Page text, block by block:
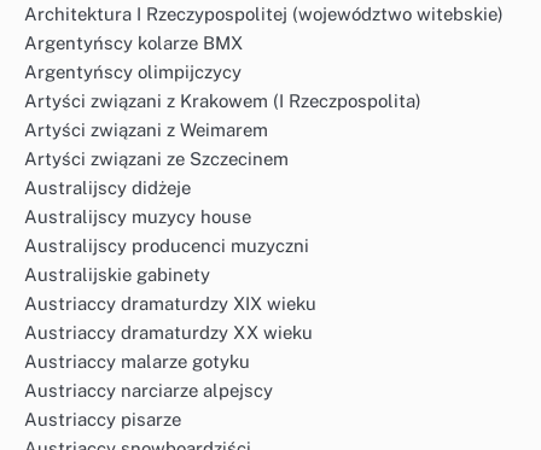
Architektura I Rzeczypospolitej (województwo witebskie)
Argentyńscy kolarze BMX
Argentyńscy olimpijczycy
Artyści związani z Krakowem (I Rzeczpospolita)
Artyści związani z Weimarem
Artyści związani ze Szczecinem
Australijscy didżeje
Australijscy muzycy house
Australijscy producenci muzyczni
Australijskie gabinety
Austriaccy dramaturdzy XIX wieku
Austriaccy dramaturdzy XX wieku
Austriaccy malarze gotyku
Austriaccy narciarze alpejscy
Austriaccy pisarze